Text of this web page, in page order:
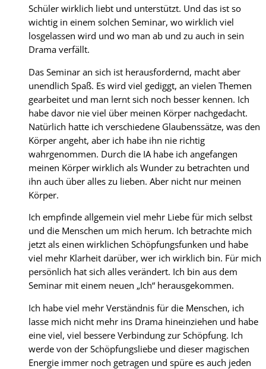
Schüler wirklich liebt und unterstützt. Und das ist so
wichtig in einem solchen Seminar, wo wirklich viel
losgelassen wird und wo man ab und zu auch in sein
Drama verfällt.
Das Seminar an sich ist herausfordernd, macht aber
unendlich Spaß. Es wird viel gediggt, an vielen Themen
gearbeitet und man lernt sich noch besser kennen. Ich
habe davor nie viel über meinen Körper nachgedacht.
Natürlich hatte ich verschiedene Glaubenssätze, was den
Körper angeht, aber ich habe ihn nie richtig
wahrgenommen. Durch die IA habe ich angefangen
meinen Körper wirklich als Wunder zu betrachten und
ihn auch über alles zu lieben. Aber nicht nur meinen
Körper.
Ich empfinde allgemein viel mehr Liebe für mich selbst
und die Menschen um mich herum. Ich betrachte mich
jetzt als einen wirklichen Schöpfungsfunken und habe
viel mehr Klarheit darüber, wer ich wirklich bin. Für mich
persönlich hat sich alles verändert. Ich bin aus dem
Seminar mit einem neuen „Ich“ herausgekommen.
Ich habe viel mehr Verständnis für die Menschen, ich
lasse mich nicht mehr ins Drama hineinziehen und habe
eine viel, viel bessere Verbindung zur Schöpfung. Ich
werde von der Schöpfungsliebe und dieser magischen
Energie immer noch getragen und spüre es auch jeden